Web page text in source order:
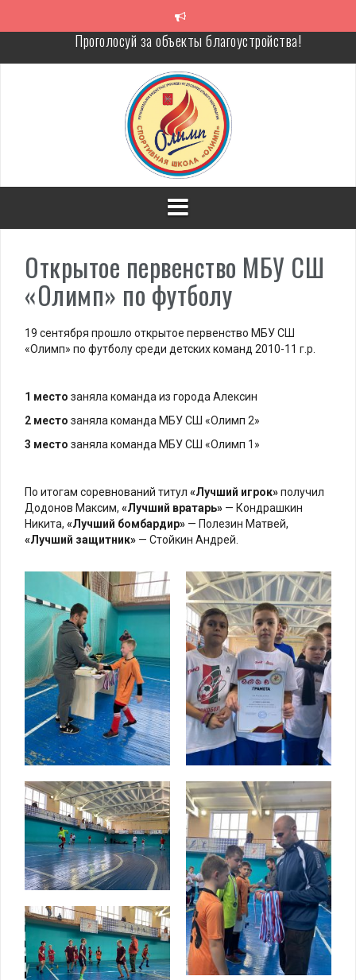
Уважаемые родители!
Алкоголь — путь в никуда
Решение спора без суда
Проголосуй за объекты благоустройства!
Открытое первенство МБУ СШ
«Олимп» по футболу
19 сентября прошло открытое первенство МБУ СШ
«Олимп» по футболу среди детских команд 2010-11 г.р.
1 место заняла команда из города Алексин
2 место заняла команда МБУ СШ «Олимп 2»
3 место заняла команда МБУ СШ «Олимп 1»
По итогам соревнований титул «Лучший игрок»получил
Додонов Максим, «Лучший вратарь» — Кондрашкин
Никита, «Лучший бомбардир» — Полезин Матвей,
«Лучший защитник» — Стойкин Андрей.